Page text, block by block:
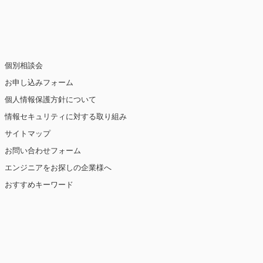
覧情報などをもとにユーザーの興味・関
用しています（ただし、個人を特定・識
講じます。
個別相談会
お申し込みフォーム
個人情報保護方針について
情報セキュリティに対する取り組み
サイトマップ
お問い合わせフォーム
エンジニアをお探しの企業様へ
おすすめキーワード